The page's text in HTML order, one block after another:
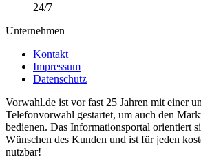
24/7
Unternehmen
Kontakt
Impressum
Datenschutz
Vorwahl.de ist vor fast 25 Jahren mit einer
Telefonvorwahl gestartet, um auch den
bedienen. Das Informationsportal orientiert
Wünschen des Kunden und ist für jeden
nutzbar!